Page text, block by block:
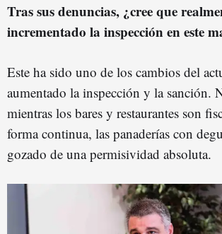
Tras sus denuncias, ¿cree que
incrementado la inspección en este
Este ha sido uno de los cambios del
aumentado la inspección y la sanción.
mientras los bares y restaurantes son
forma continua, las panaderías con
gozado de una permisividad absoluta.